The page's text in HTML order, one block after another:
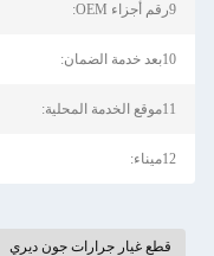
9رقم أجزاء OEM:
10بعد خدمة الضمان:
11موقع الخدمة المحلية:
12ميناء:
قطع غيار جرارات جون ديري